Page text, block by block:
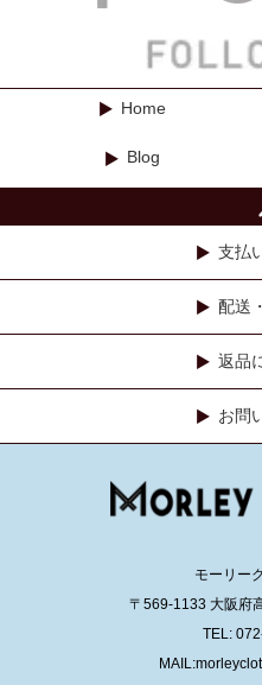
Home
Blog
支払
配送
返品
お問
モーリー
〒569-1133 大阪府
TEL: